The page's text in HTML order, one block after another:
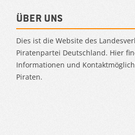
Über uns
Dies ist die Website des
Piratenpartei Deutschland. Hier
Informationen und
Piraten.